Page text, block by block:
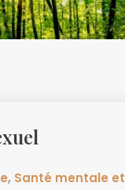
, Santé mentale et